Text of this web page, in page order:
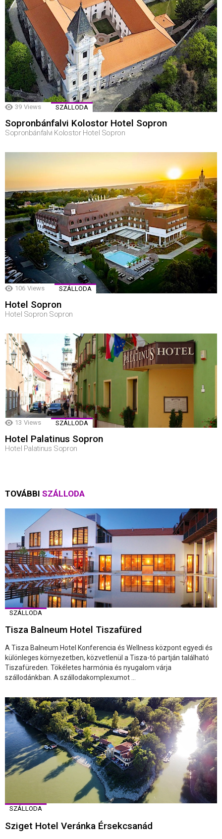
39 Views SZÁLLODA
Sopronbánfalvi Kolostor Hotel Sopron
Sopronbánfalvi Kolostor Hotel Sopron
106 Views SZÁLLODA
Hotel Sopron
Hotel Sopron Sopron
13 Views SZÁLLODA
Hotel Palatinus Sopron
Hotel Palatinus Sopron
TOVÁBBI SZÁLLODA
SZÁLLODA
Tisza Balneum Hotel Tiszafüred
A Tisza Balneum Hotel Konferencia és Wellness központ egyedi és
különleges környezetben, közvetlenül a Tisza-tó partján található
Tiszafüreden. Tökéletes harmónia és nyugalom várja
szállodánkban. A szállodakomplexumot ...
SZÁLLODA
Sziget Hotel Veránka Érsekcsanád